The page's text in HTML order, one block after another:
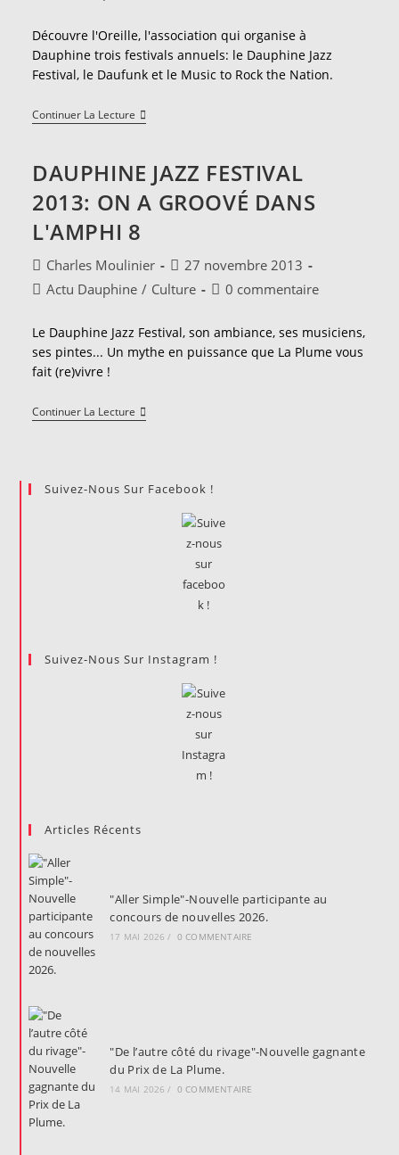
publication :
Découvre l'Oreille, l'association qui organise à
Dauphine trois festivals annuels: le Dauphine Jazz
Festival, le Daufunk et le Music to Rock the Nation.
Continuer La LectureInside
L'Oreille
DAUPHINE JAZZ FESTIVAL
2013: ON A GROOVÉ DANS
L'AMPHI 8
Auteur/autrice
de
Charles Moulinier
Publication
publiée :
27 novembre 2013
PostActu Dauphine / Culture
Commentaires
publication :
0 commentaire
Le Dauphine Jazz Festival, son ambiance, ses musiciens,
ses pintes... Un mythe en puissance que La Plume vous
fait (re)vivre !
Continuer La LectureDauphine
Jazz
A
Groové
L'Amphi
Suivez-Nous Sur Facebook !
Suivez-Nous Sur Instagram !
Articles Récents
"Aller Simple"-Nouvelle participante au
concours de nouvelles 2026.
17 MAI 2026 / 0 COMMENTAIRE
"De l’autre côté du rivage"-Nouvelle gagnante
du Prix de La Plume.
14 MAI 2026 / 0 COMMENTAIRE